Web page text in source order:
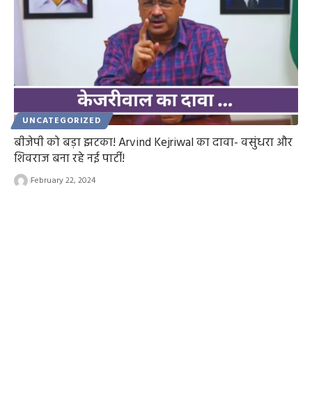
UNCATEGORIZED
बीजेपी को बड़ा झटका! Arvind Kejriwal का दावा- वसुंधरा और
शिवराज बना रहे नई पार्टी!
February 22, 2024